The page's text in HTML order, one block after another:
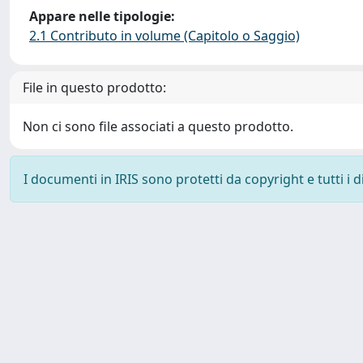
Appare nelle tipologie:
2.1 Contributo in volume (Capitolo o Saggio)
File in questo prodotto:
Non ci sono file associati a questo prodotto.
I documenti in IRIS sono protetti da copyright e tutti i